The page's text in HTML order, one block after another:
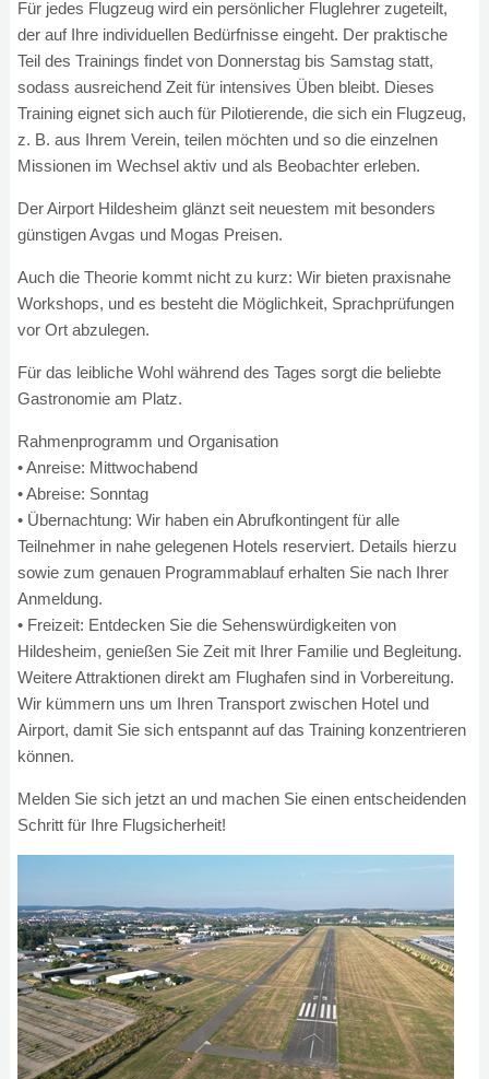
Für jedes Flugzeug wird ein persönlicher Fluglehrer zugeteilt,
der auf Ihre individuellen Bedürfnisse eingeht. Der praktische
Teil des Trainings findet von Donnerstag bis Samstag statt,
sodass ausreichend Zeit für intensives Üben bleibt. Dieses
Training eignet sich auch für Pilotierende, die sich ein Flugzeug,
z. B. aus Ihrem Verein, teilen möchten und so die einzelnen
Missionen im Wechsel aktiv und als Beobachter erleben.
Der Airport Hildesheim glänzt seit neuestem mit besonders
günstigen Avgas und Mogas Preisen.
Auch die Theorie kommt nicht zu kurz: Wir bieten praxisnahe
Workshops, und es besteht die Möglichkeit, Sprachprüfungen
vor Ort abzulegen.
Für das leibliche Wohl während des Tages sorgt die beliebte
Gastronomie am Platz.
Rahmenprogramm und Organisation
• Anreise: Mittwochabend
• Abreise: Sonntag
• Übernachtung: Wir haben ein Abrufkontingent für alle
Teilnehmer in nahe gelegenen Hotels reserviert. Details hierzu
sowie zum genauen Programmablauf erhalten Sie nach Ihrer
Anmeldung.
• Freizeit: Entdecken Sie die Sehenswürdigkeiten von
Hildesheim, genießen Sie Zeit mit Ihrer Familie und Begleitung.
Weitere Attraktionen direkt am Flughafen sind in Vorbereitung.
Wir kümmern uns um Ihren Transport zwischen Hotel und
Airport, damit Sie sich entspannt auf das Training konzentrieren
können.
Melden Sie sich jetzt an und machen Sie einen entscheidenden
Schritt für Ihre Flugsicherheit!